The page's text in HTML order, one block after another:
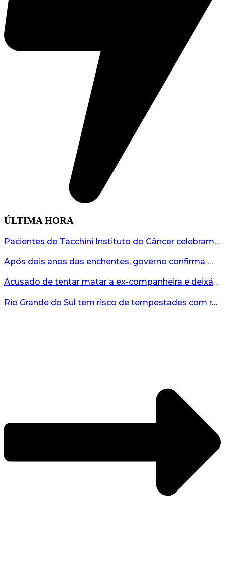
ÚLTIMA HORA
Pacientes do Tacchini Instituto do Câncer celebram Dia dos Pais com cuidado e relaxamento...
Após dois anos das enchentes, governo confirma mais de R$19 milhões para nova ponte no Vale do Taquari...
Acusado de tentar matar a ex-companheira e deixá-la paraplégica é condenado na Serra Gaúcha...
Rio Grande do Sul tem risco de tempestades com rajadas de ventos nos próximos dias...